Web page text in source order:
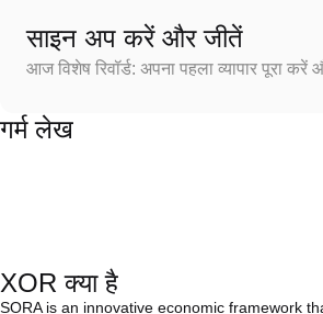
साइन अप करें और जीतें
आज विशेष रिवॉर्ड: अपना पहला व्यापार पूरा
गर्म लेख
XOR क्या है
SORA is an innovative economic framework